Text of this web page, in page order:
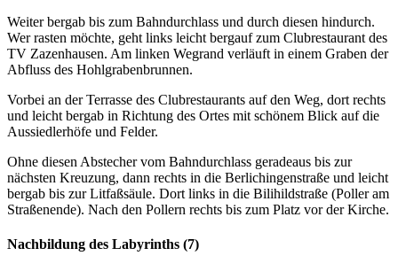
Weiter bergab bis zum Bahndurchlass und durch diesen hindurch.
Wer rasten möchte, geht links leicht bergauf zum Clubrestaurant des
TV Zazenhausen. Am linken Wegrand verläuft in einem Graben der
Abfluss des Hohlgrabenbrunnen.
Vorbei an der Terrasse des Clubrestaurants auf den Weg, dort rechts
und leicht bergab in Richtung des Ortes mit schönem Blick auf die
Aussiedlerhöfe und Felder.
Ohne diesen Abstecher vom Bahndurchlass geradeaus bis zur
nächsten Kreuzung, dann rechts in die Berlichingenstraße und leicht
bergab bis zur Litfaßsäule. Dort links in die Bilihildstraße (Poller am
Straßenende). Nach den Pollern rechts bis zum Platz vor der Kirche.
Nachbildung des Labyrinths (7)